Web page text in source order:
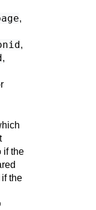
,
,
,
if the
the